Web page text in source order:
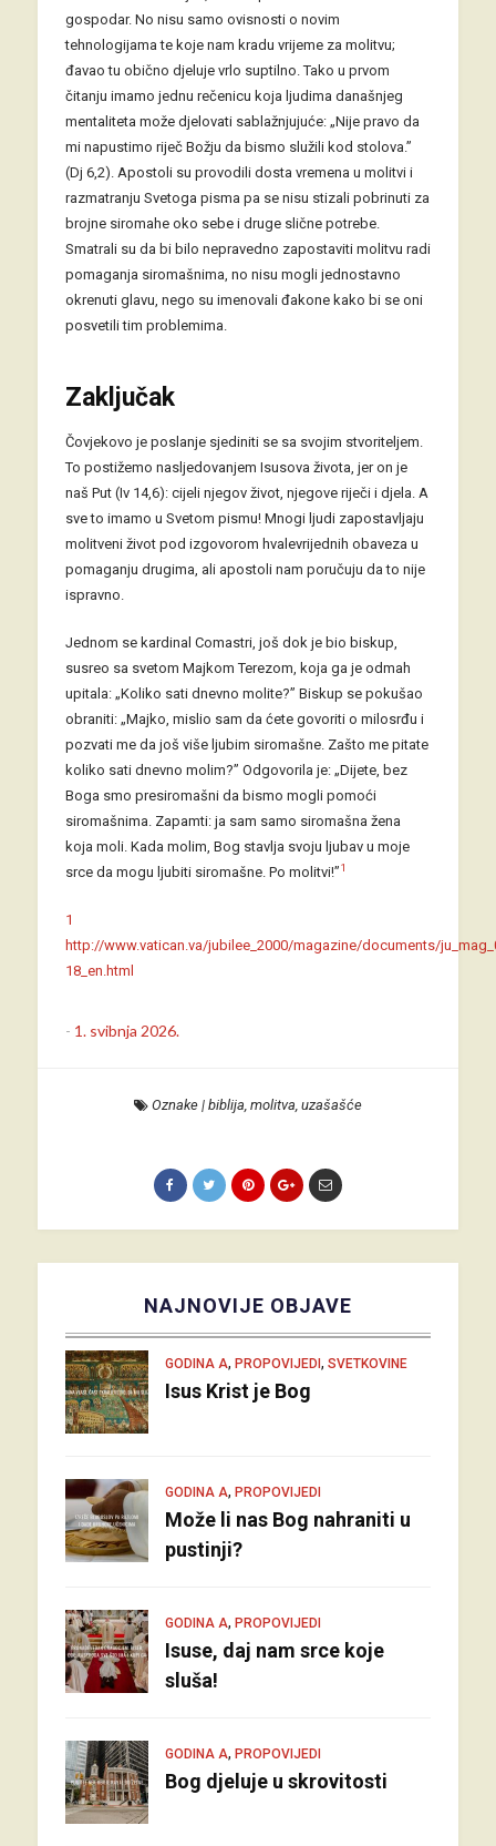
gospodar. No nisu samo ovisnosti o novim
tehnologijama te koje nam kradu vrijeme za molitvu;
đavao tu obično djeluje vrlo suptilno. Tako u prvom
čitanju imamo jednu rečenicu koja ljudima današnjeg
mentaliteta može djelovati sablažnjujuće: „Nije pravo da
mi napustimo riječ Božju da bismo služili kod stolova.”
(Dj 6,2). Apostoli su provodili dosta vremena u molitvi i
razmatranju Svetoga pisma pa se nisu stizali pobrinuti za
brojne siromahe oko sebe i druge slične potrebe.
Smatrali su da bi bilo nepravedno zapostaviti molitvu radi
pomaganja siromašnima, no nisu mogli jednostavno
okrenuti glavu, nego su imenovali đakone kako bi se oni
posvetili tim problemima.
Zaključak
Čovjekovo je poslanje sjediniti se sa svojim stvoriteljem.
To postižemo nasljedovanjem Isusova života, jer on je
naš Put (Iv 14,6): cijeli njegov život, njegove riječi i djela. A
sve to imamo u Svetom pismu! Mnogi ljudi zapostavljaju
molitveni život pod izgovorom hvalevrijednih obaveza u
pomaganju drugima, ali apostoli nam poručuju da to nije
ispravno.
Jednom se kardinal Comastri, još dok je bio biskup,
susreo sa svetom Majkom Terezom, koja ga je odmah
upitala: „Koliko sati dnevno molite?” Biskup se pokušao
obraniti: „Majko, mislio sam da ćete govoriti o milosrđu i
pozvati me da još više ljubim siromašne. Zašto me pitate
koliko sati dnevno molim?” Odgovorila je: „Dijete, bez
Boga smo presiromašni da bismo mogli pomoći
siromašnima. Zapamti: ja sam samo siromašna žena
koja moli. Kada molim, Bog stavlja svoju ljubav u moje
srce da mogu ljubiti siromašne. Po molitvi!”1
1
http://www.vatican.va/jubilee_2000/magazine/documents/
18_en.html
- 1. svibnja 2026.
Oznake| biblija molitva uzašašće
NAJNOVIJE OBJAVE
GODINA A, PROPOVIJEDI, SVETKOVINE
Isus Krist je Bog
GODINA A, PROPOVIJEDI
Može li nas Bog nahraniti u
pustinji?
GODINA A, PROPOVIJEDI
Isuse, daj nam srce koje
sluša!
GODINA A, PROPOVIJEDI
Bog djeluje u skrovitosti